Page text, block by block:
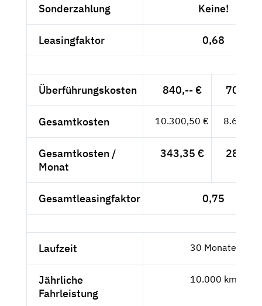
Sonderzahlung Keine!
Leasingfaktor 0,68
Überführungskosten 840,-- €
Gesamtkosten 10.300,50 €
Gesamtkosten /
Monat
343,35 €
Gesamtleasingfaktor 0,75
Laufzeit 30 Monate
Jährliche
Fahrleistung
10.000 km